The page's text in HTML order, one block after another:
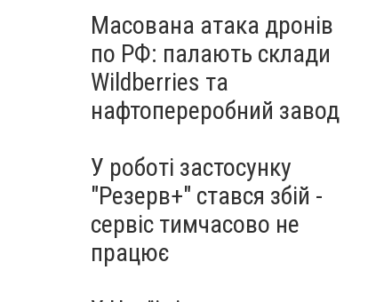
Масована атака дронів
по РФ: палають склади
Wildberries та
нафтопереробний завод
У роботі застосунку
"Резерв+" стався збій -
сервіс тимчасово не
працює